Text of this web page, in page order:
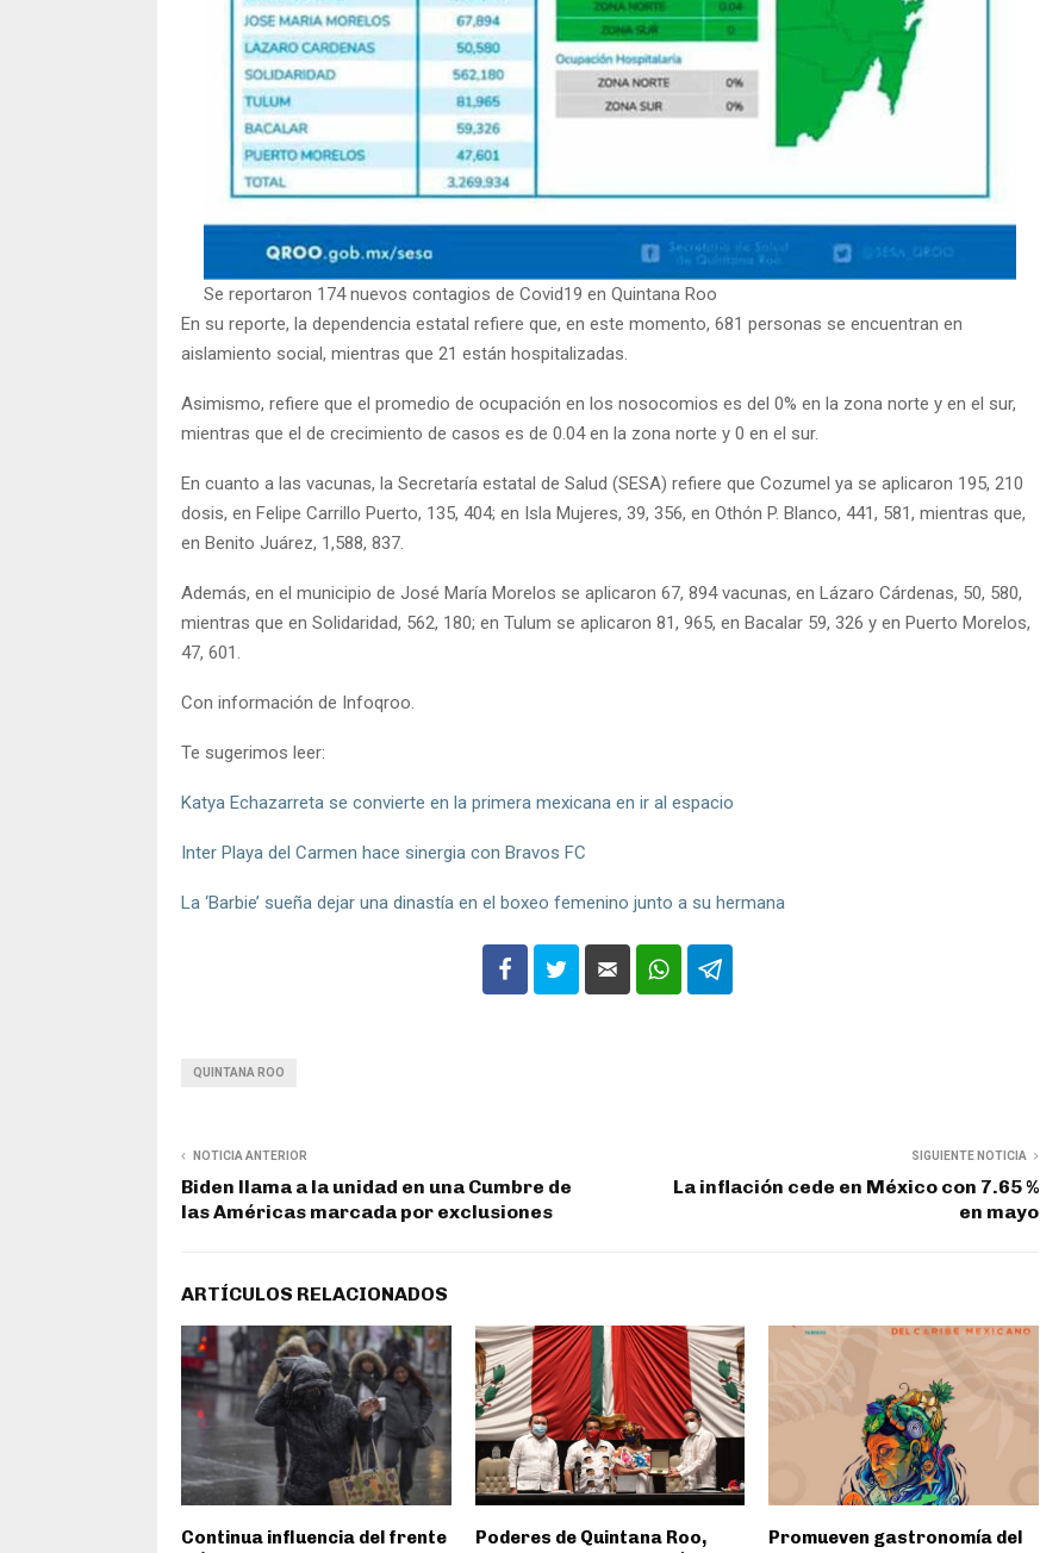
Se reportaron 174 nuevos contagios de Covid19 en Quintana Roo
En su reporte, la dependencia estatal refiere que, en este momento, 681 personas se encuentran en
aislamiento social, mientras que 21 están hospitalizadas.
Asimismo, refiere que el promedio de ocupación en los nosocomios es del 0% en la zona norte y en el sur,
mientras que el de crecimiento de casos es de 0.04 en la zona norte y 0 en el sur.
En cuanto a las vacunas, la Secretaría estatal de Salud (SESA) refiere que Cozumel ya se aplicaron 195, 210
dosis, en Felipe Carrillo Puerto, 135, 404; en Isla Mujeres, 39, 356, en Othón P. Blanco, 441, 581, mientras que,
en Benito Juárez, 1,588, 837.
Además, en el municipio de José María Morelos se aplicaron 67, 894 vacunas, en Lázaro Cárdenas, 50, 580,
mientras que en Solidaridad, 562, 180; en Tulum se aplicaron 81, 965, en Bacalar 59, 326 y en Puerto Morelos,
47, 601.
Con información de Infoqroo.
Te sugerimos leer:
Katya Echazarreta se convierte en la primera mexicana en ir al espacio
Inter Playa del Carmen hace sinergia con Bravos FC
La ‘Barbie’ sueña dejar una dinastía en el boxeo femenino junto a su hermana
QUINTANA ROO
NOTICIA ANTERIOR
Biden llama a la unidad en una Cumbre de
las Américas marcada por exclusiones
SIGUIENTE NOTICIA
La inflación cede en México con 7.65 %
en mayo
ARTÍCULOS RELACIONADOS
Continua influencia del frente
Poderes de Quintana Roo,
Promueven gastronomía del